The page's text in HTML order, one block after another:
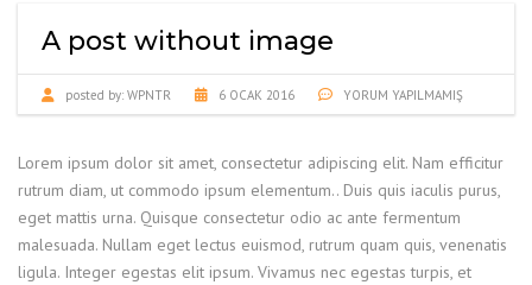
A post without image
posted by: WPNTR 6 OCAK 2016 YORUM YAPILMAMIŞ
Lorem ipsum dolor sit amet, consectetur adipiscing elit. Nam efficitur
rutrum diam, ut commodo ipsum elementum.. Duis quis iaculis purus,
eget mattis urna. Quisque consectetur odio ac ante fermentum
malesuada. Nullam eget lectus euismod, rutrum quam quis, venenatis
ligula. Integer egestas elit ipsum. Vivamus nec egestas turpis, et